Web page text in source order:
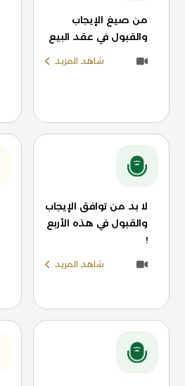
من صيغ الإيجاب
والقبول في عقد البيع
شاهد المزيد
لا بد من توافق الإيجاب
والقبول في هذه الأربع
!
شاهد المزيد